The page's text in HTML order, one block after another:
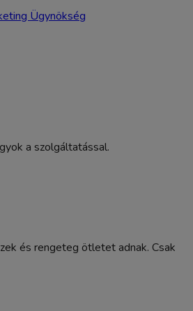
Ügynökség
a szolgáltatással.
és rengeteg ötletet adnak. Csak